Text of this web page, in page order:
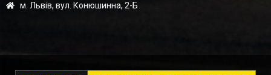
м. Львів, вул. Конюшинна, 2-Б